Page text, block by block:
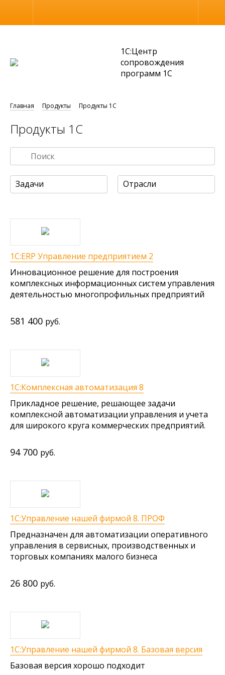
1С:Центр
сопровождения
программ 1С
Главная Продукты Продукты 1С
Продукты 1С
Задачи Отрасли
1С:ERP Управление предприятием 2
Инновационное решение для построения
комплексных информационных систем управления
деятельностью многопрофильных предприятий
581 400 руб.
1С:Комплексная автоматизация 8
Прикладное решение, решающее задачи
комплексной автоматизации управления и учета
для широкого круга коммерческих предприятий.
94 700 руб.
1С:Управление нашей фирмой 8. ПРОФ
Предназначен для автоматизации оперативного
управления в сервисных, производственных и
торговых компаниях малого бизнеса
26 800 руб.
1С:Управление нашей фирмой 8. Базовая версия
Базовая версия хорошо подходит